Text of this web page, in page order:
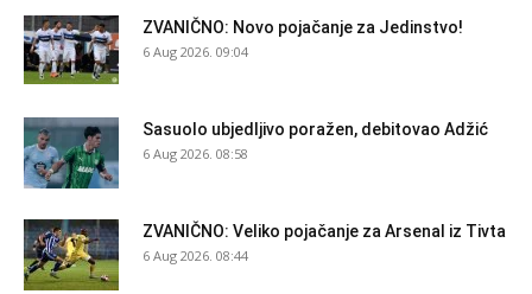
ZVANIČNO: Novo pojačanje za Jedinstvo!
6 Aug 2026. 09:04
Sasuolo ubjedljivo poražen, debitovao Adžić
6 Aug 2026. 08:58
ZVANIČNO: Veliko pojačanje za Arsenal iz Tivta
6 Aug 2026. 08:44